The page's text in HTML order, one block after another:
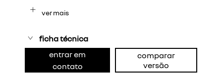
ver mais
ficha técnica
entrar em
contato
comparar
versão